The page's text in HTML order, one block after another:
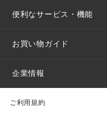
便利なサービス・機能
お買い物ガイド
企業情報
ご利用規約